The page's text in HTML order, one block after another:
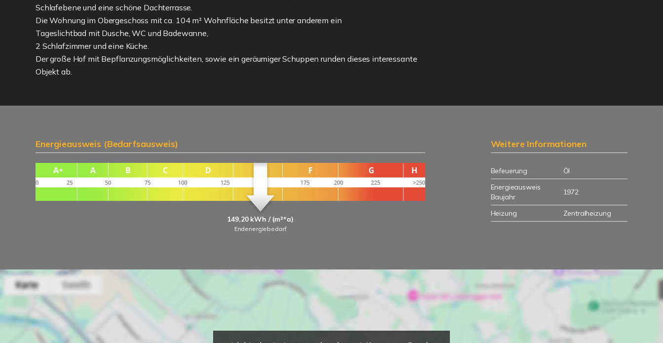
Schlafebene und eine schöne Dachterrasse.
Die Wohnung im Obergeschoss mit ca. 104 m² Wohnfläche besitzt unter anderem ein
Tageslichtbad mit Dusche, WC und Badewanne,
2 Schlafzimmer und eine Küche.
Der große Hof mit Bepflanzungsmöglichkeiten, sowie ein geräumiger Schuppen runden dieses interessante
Objekt ab.
Energieausweis (Bedarfsausweis)
149,20 kWh / (m²*a)
Endenergiebedarf
Weitere Informationen
Befeuerung
Öl
Energieausweis
Baujahr
1972
Heizung Zentralheizung